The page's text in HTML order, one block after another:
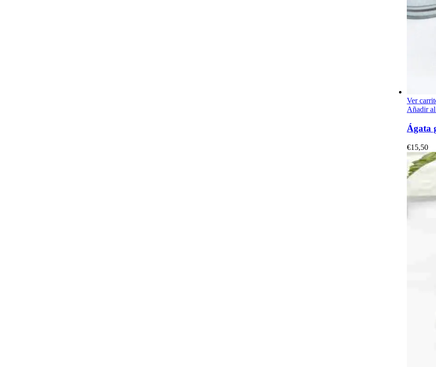
Ver
Añadir
Ágata
€15,50